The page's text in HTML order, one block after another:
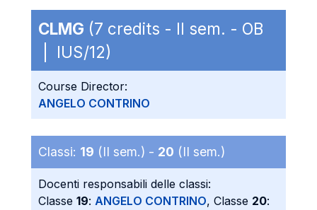
CLMG (7 credits - II sem. - OB
| IUS/12)
Course Director:
ANGELO CONTRINO
Classi: 19 (II sem.) - 20 (II sem.)
Docenti responsabili delle classi:
Classe 19: ANGELO CONTRINO, Classe 20: